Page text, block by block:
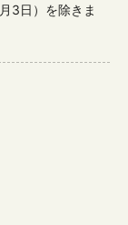
3日）を除きま